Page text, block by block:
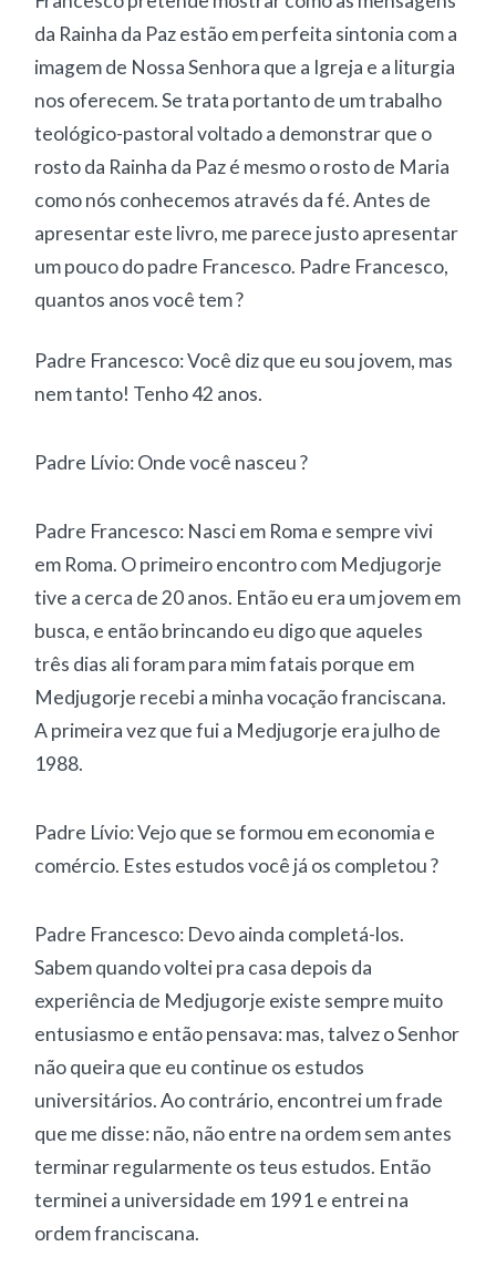
da Rainha da Paz estão em perfeita sintonia com a
imagem de Nossa Senhora que a Igreja e a liturgia
nos oferecem. Se trata portanto de um trabalho
teológico-pastoral voltado a demonstrar que o
rosto da Rainha da Paz é mesmo o rosto de Maria
como nós conhecemos através da fé. Antes de
apresentar este livro, me parece justo apresentar
um pouco do padre Francesco. Padre Francesco,
quantos anos você tem ?
Padre Francesco: Você diz que eu sou jovem, mas
nem tanto! Tenho 42 anos.
Padre Lívio: Onde você nasceu ?
Padre Francesco: Nasci em Roma e sempre vivi
em Roma. O primeiro encontro com Medjugorje
tive a cerca de 20 anos. Então eu era um jovem em
busca, e então brincando eu digo que aqueles
três dias ali foram para mim fatais porque em
Medjugorje recebi a minha vocação franciscana.
A primeira vez que fui a Medjugorje era julho de
1988.
Padre Lívio: Vejo que se formou em economia e
comércio. Estes estudos você já os completou ?
Padre Francesco: Devo ainda completá-los.
Sabem quando voltei pra casa depois da
experiência de Medjugorje existe sempre muito
entusiasmo e então pensava: mas, talvez o Senhor
não queira que eu continue os estudos
universitários. Ao contrário, encontrei um frade
que me disse: não, não entre na ordem sem antes
terminar regularmente os teus estudos. Então
terminei a universidade em 1991 e entrei na
ordem franciscana.